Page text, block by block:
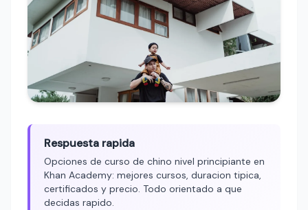
Respuesta rapida
Opciones de curso de chino nivel principiante en
Khan Academy: mejores cursos, duracion tipica,
certificados y precio. Todo orientado a que
decidas rapido.